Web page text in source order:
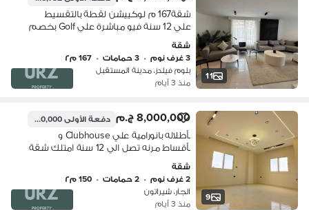
11
شقة167 م لوكييشن لقطة بالتقسيط
علي 12 سنة فيو مباشرة علي Golf بخصم
السويس ومحور الامل بحوار مدينتي
وسراي وبلوم للبيع
شقة
3 غرف نوم
• 3 حمامات • 167 م٢
بلوم فيلدز، مدينة المستقبل
منذ 3 أيام
9
8,000,000 ج.م دفعة الأولى1,600,000 ج.م
بأطلاله بانورامية علي Clubhouse و
بأقساط مرنه تصل الي 12 سنة امتلك شقة
بريفادو مدينتي و ذا سباين
شقة
2 غرف نوم
• 2 حمامات • 150 م٢
الجار، شيراتون
منذ 3 أيام